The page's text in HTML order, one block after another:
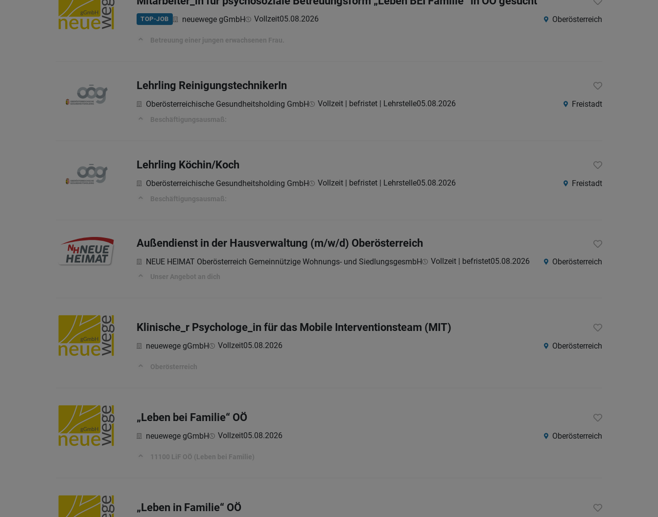
TOP-JOB neuewege gGmbH Vollzeit05.08.2026 Oberösterreich
Betreuung einer jungen erwachsenen Frau.
Lehrling ReinigungstechnikerIn
Oberösterreichische Gesundheitsholding GmbH Vollzeit | befristet | Lehrstelle05.08.2026 Freistadt
Beschäftigungsausmaß:
Lehrling Köchin/Koch
Oberösterreichische Gesundheitsholding GmbH Vollzeit | befristet | Lehrstelle05.08.2026 Freistadt
Beschäftigungsausmaß:
Außendienst in der Hausverwaltung (m/w/d) Oberösterreich
NEUE HEIMAT Oberösterreich Gemeinnützige Wohnungs- und SiedlungsgesmbH Vollzeit | befristet05.08.2026 Oberösterreich
Unser Angebot an dich
Klinische_r Psychologe_in für das Mobile Interventionsteam (MIT)
neuewege gGmbH Vollzeit05.08.2026 Oberösterreich
Oberösterreich
„Leben bei Familie“ OÖ
neuewege gGmbH Vollzeit05.08.2026 Oberösterreich
11100 LiF OÖ (Leben bei Familie)
„Leben in Familie“ OÖ